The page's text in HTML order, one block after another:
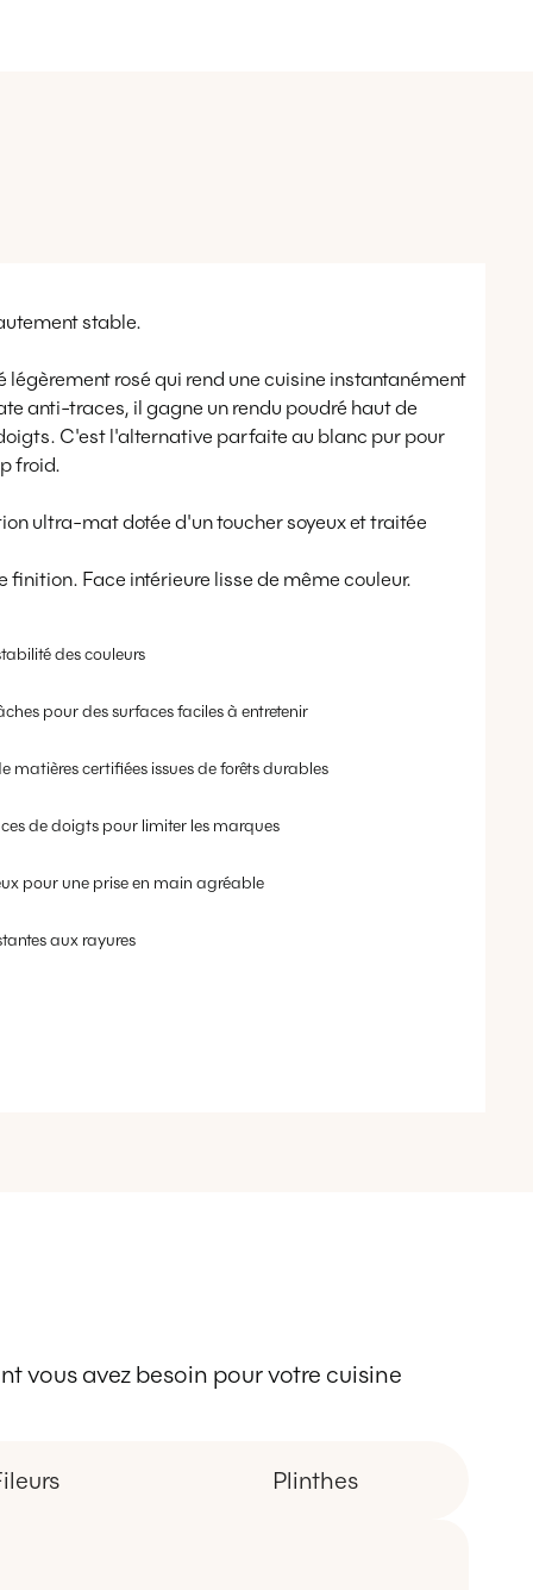
stable.
rosé qui rend une cuisine instantanément
anti-traces, il gagne un rendu poudré haut de
C'est l'alternative parfaite au blanc pur pour
froid.
ultra-mat dotée d'un toucher soyeux et traitée
finition. Face intérieure lisse de même couleur.
des couleurs
pour des surfaces faciles à entretenir
certifiées issues de forêts durables
de doigts pour limiter les marques
pour une prise en main agréable
aux rayures
vous avez besoin pour votre cuisine
Plinthes